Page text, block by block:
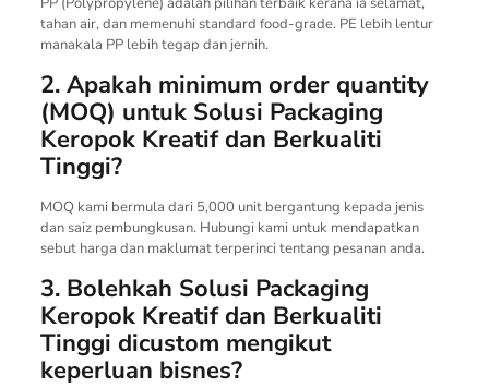
tahan air, dan memenuhi standard food-grade. PE lebih lentur
manakala PP lebih tegap dan jernih.
2. Apakah minimum order quantity
(MOQ) untuk Solusi Packaging
Keropok Kreatif dan Berkualiti
Tinggi?
MOQ kami bermula dari 5,000 unit bergantung kepada jenis
dan saiz pembungkusan. Hubungi kami untuk mendapatkan
sebut harga dan maklumat terperinci tentang pesanan anda.
3. Bolehkah Solusi Packaging
Keropok Kreatif dan Berkualiti
Tinggi dicustom mengikut
keperluan bisnes?